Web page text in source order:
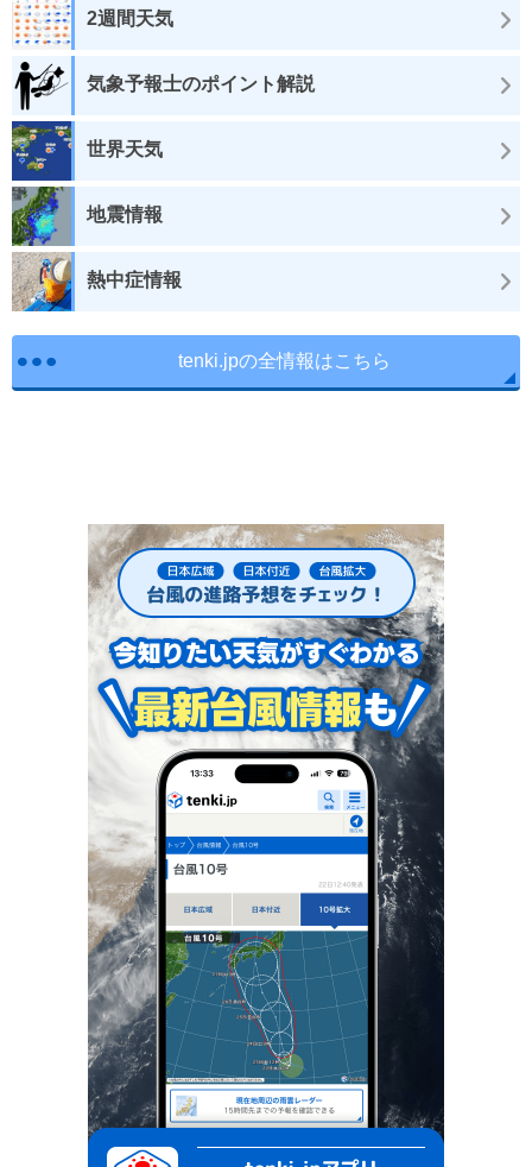
2週間天気
気象予報士のポイント解説
世界天気
地震情報
熱中症情報
tenki.jpの全情報はこちら